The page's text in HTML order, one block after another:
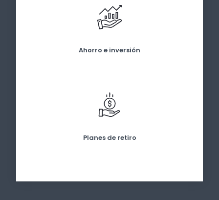
Ahorro e inversión
Planes de retiro